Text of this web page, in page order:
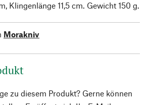
Klingenlänge 11,5 cm. Gewicht 150 g.
Morakniv
zu diesem Produkt? Gerne können